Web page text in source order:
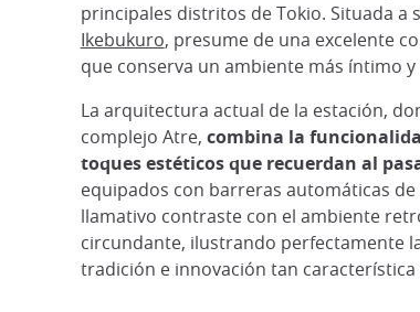
principales distritos de Tokio. Situada a
Ikebukuro, presume de una excelente
que conserva un ambiente más íntimo
La arquitectura actual de la estación,
complejo Atre, combina la
toques estéticos que recuerdan al
equipados con barreras automáticas
llamativo contraste con el ambiente
circundante, ilustrando perfectamente
tradición e innovación tan característica